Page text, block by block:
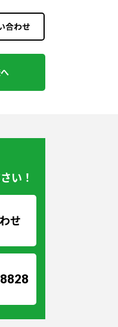
い！
せ